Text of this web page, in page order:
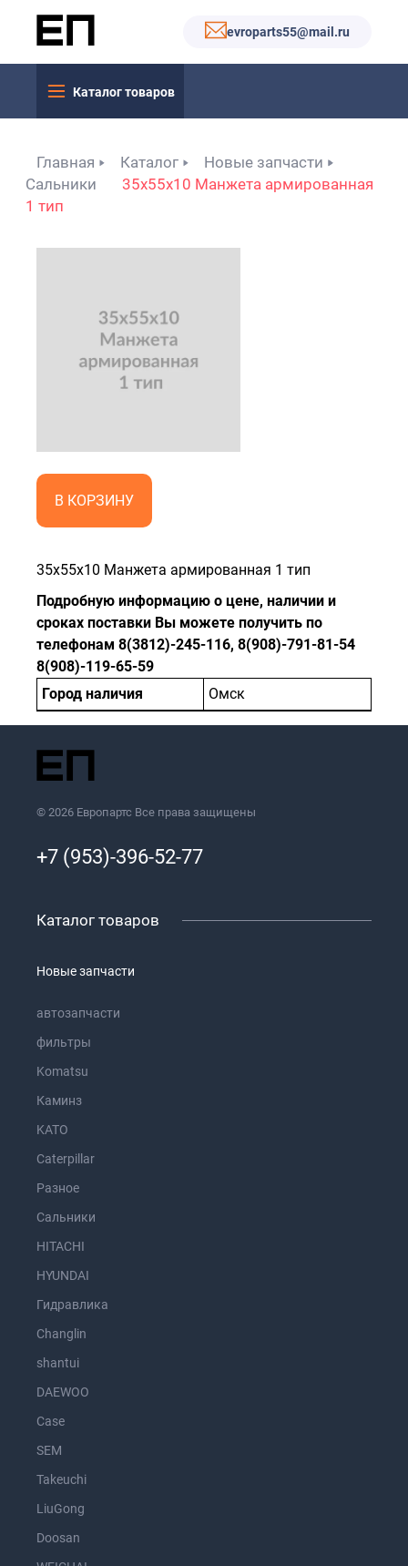
evroparts55@mail.ru
Каталог товаров
Главная Каталог
Новые запчасти
Сальники
35x55x10 Манжета армированная
1 тип
В КОРЗИНУ
35x55x10 Манжета армированная 1 тип
Подробную информацию о цене, наличии и
сроках поставки Вы можете получить по
телефонам 8(3812)-245-116, 8(908)-791-81-54
8(908)-119-65-59
Город наличия
Омск
© 2026 Европартс Все права защищены
+7 (953)-396-52-77
Каталог товаров
Новые запчасти
автозапчасти
фильтры
Komatsu
Каминз
KATO
Caterpillar
Разное
Сальники
HITACHI
HYUNDAI
Гидравлика
Changlin
shantui
DAEWOO
Case
SEM
Takeuchi
LiuGong
Doosan